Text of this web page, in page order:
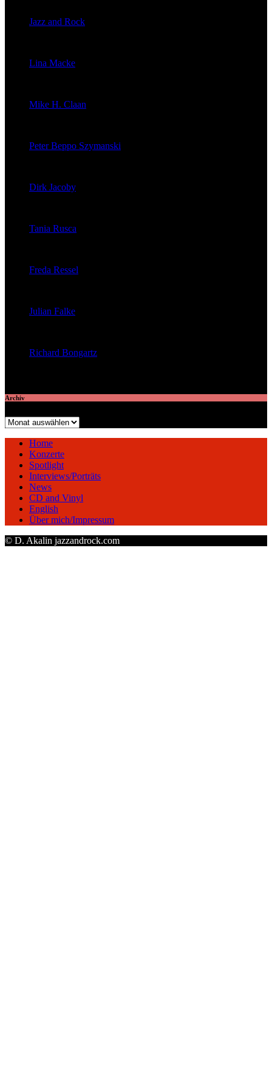
Jazz and Rock
Lina Macke
Mike H. Claan
Peter Beppo Szymanski
Dirk Jacoby
Tania Rusca
Freda Ressel
Julian Falke
Richard Bongartz
Archiv
Archiv
Home
Konzerte
Spotlight
Interviews/Porträts
News
CD and Vinyl
English
Über mich/Impressum
© D. Akalin jazzandrock.com